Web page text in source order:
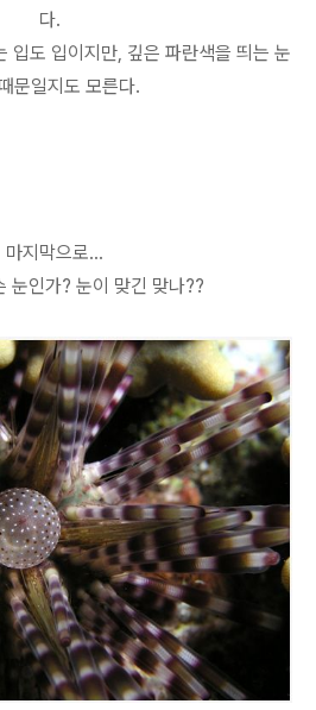
다.
도 입이지만, 깊은 파란색을 띄는 눈
문일지도 모른다.
마지막으로...
눈인가? 눈이 맞긴 맞나??